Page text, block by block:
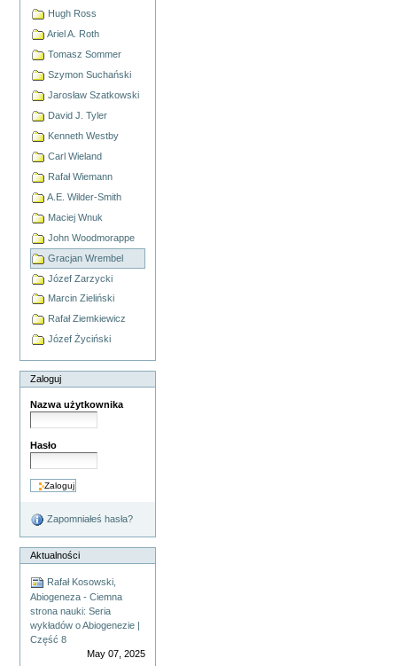
Hugh Ross
Ariel A. Roth
Tomasz Sommer
Szymon Suchański
Jarosław Szatkowski
David J. Tyler
Kenneth Westby
Carl Wieland
Rafał Wiemann
A.E. Wilder-Smith
Maciej Wnuk
John Woodmorappe
Gracjan Wrembel
Józef Zarzycki
Marcin Zieliński
Rafał Ziemkiewicz
Józef Życiński
Zaloguj
Nazwa użytkownika
Hasło
Zapomniałeś hasła?
Aktualności
Rafał Kosowski,
Abiogeneza - Ciemna
strona nauki: Seria
wykładów o Abiogenezie |
Część 8
May 07, 2025